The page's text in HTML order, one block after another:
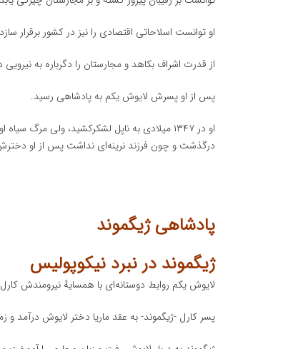
او توانست اسلاحاتی اقتصادی را نیز در کشور برقرار سازد
از قدرت اشراف بکاهد و مجارستان را دگرباره به
پس از او پسرش لایوش یکم به پادشاهی رسید.
او در ۱۳۴۷ میلادی به ناپل لشکرکشید، ولی مرگ سیاه او را به عقب‌نشینی واداشت. در ۱۳۸۲ لایوش
درگذشت و چون فرزند نرینه‌ای نداشت پس از او
پادشاهی ژیگموند
ژیگموند در نبرد نیکوپولیس
لایوش یکم روابط دوستانه‌ای با همسایهٔ نیرومندش
پسر کارل -ژیگموند- به عقد ماریا دختر لایوش درآمد و